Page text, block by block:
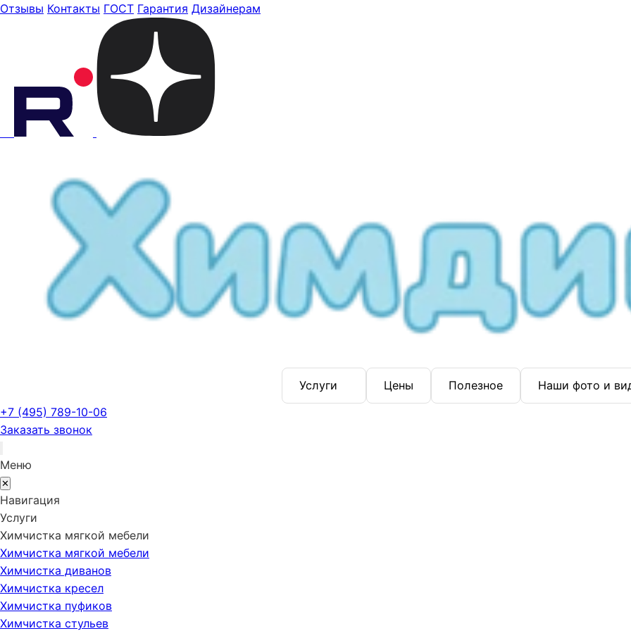
Отзывы Контакты ГОСТ Гарантия Дизайнерам
Услуги Цены Полезное
Наши фото и
+7 (495) 789-10-06
Заказать звонок
Меню
✕
Навигация
Услуги
Химчистка мягкой мебели
Химчистка мягкой мебели
Химчистка диванов
Химчистка кресел
Химчистка пуфиков
Химчистка стульев